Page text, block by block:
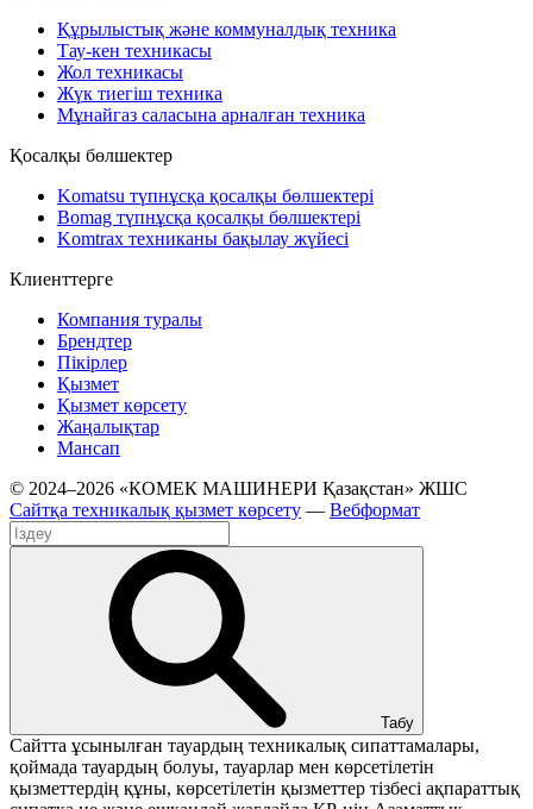
Құрылыстық және коммуналдық техника
Тау-кен техникасы
Жол техникасы
Жүк тиегіш техника
Мұнайгаз саласына арналған техника
Қосалқы бөлшектер
Komatsu түпнұсқа қосалқы бөлшектері
Bomag түпнұсқа қосалқы бөлшектері
Komtrax техниканы бақылау жүйесі
Клиенттерге
Компания туралы
Брендтер
Пікірлер
Қызмет
Қызмет көрсету
Жаңалықтар
Мансап
© 2024–2026 «КОМЕК МАШИНЕРИ Қазақстан» ЖШС
Сайтқа техникалық қызмет көрсету — Вебформат
Табу
Сайтта ұсынылған тауардың техникалық сипаттамалары,
қоймада тауардың болуы, тауарлар мен көрсетілетін
қызметтердің құны, көрсетілетін қызметтер тізбесі ақпараттық